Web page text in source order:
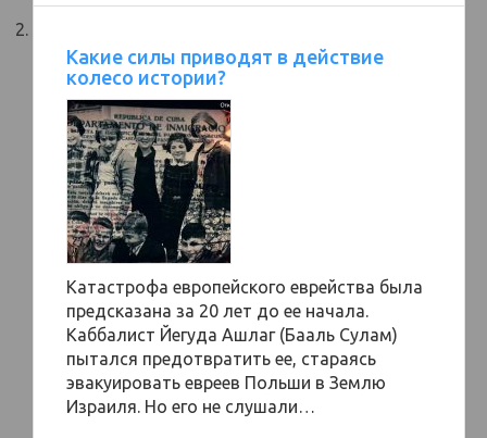
Какие силы приводят в действие
колесо истории?
Катастрофа европейского еврейства была
предсказана за 20 лет до ее начала.
Каббалист Йегуда Ашлаг (Бааль Сулам)
пытался предотвратить ее, стараясь
эвакуировать евреев Польши в Землю
Израиля. Но его не слушали…